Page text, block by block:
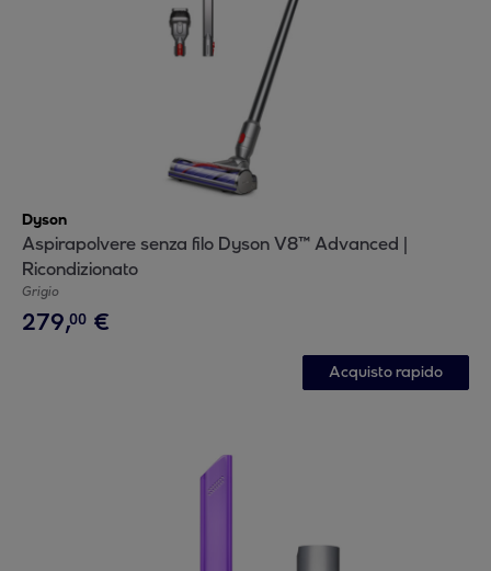
Dyson
Aspirapolvere senza filo Dyson V8™ Advanced |
Ricondizionato
Grigio
279,00 €
Acquisto rapido